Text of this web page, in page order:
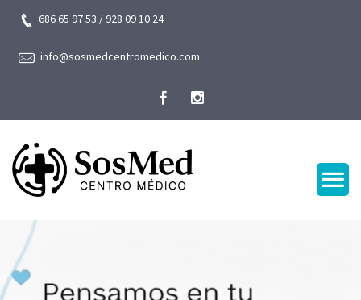
686 65 97 53 / 928 09 10 24
info@sosmedcentromedico.com